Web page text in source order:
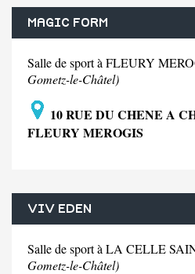
MAGIC FORM
Salle de sport à FLEURY
Gometz-le-Châtel)
10 RUE DU CHENE A
FLEURY MEROGIS
VIV EDEN
Salle de sport à LA CELLE
Gometz-le-Châtel)